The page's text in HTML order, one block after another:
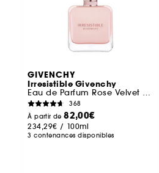
GIVENCHY
Irresistible Givenchy
Eau de Parfum Rose Velvet pour femme
368
À partir de82,00€
234,29€ / 100ml
3 contenances disponibles